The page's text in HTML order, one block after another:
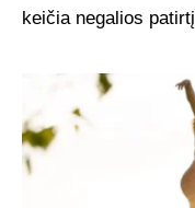
keičia negalios patirtį